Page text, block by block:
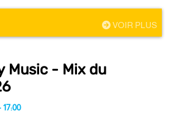
VOIR PLUS
Music - Mix du